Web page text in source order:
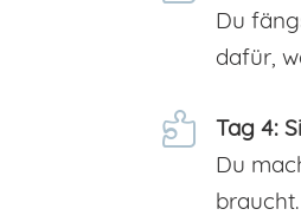
Du
dafür,

Tag 4:
Du